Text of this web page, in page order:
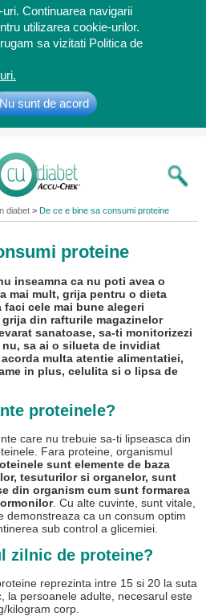
Continuarea navigarii
utilizarea cookie-urilor.
sa vizitati Politica de
Nu sunt de acord
Bine ati
venit
diabet > De ce e bine sa consumi proteine
proteine
inseamna ca nu poti avea o
mai mult, grija pentru o dieta
cele mai bune alegeri
din rafturile magazinelor
sanatoase, sa-ti monitorizezi
sa ai o silueta de invidiat
multa atentie alimentatiei,
in plus, celulita si o lipsa de
proteinele?
care nu trebuie sa-ti lipseasca din
Fara proteine, organismul
sunt elemente de baza
tesuturilor si organelor, sunt
din organism cum sunt formarea
. Cu alte cuvinte, sunt vitale,
demonstreaza ca un consum optim
sub control a glicemiei.
zilnic de proteine?
reprezinta intre 15 si 20 la suta
la persoanele adulte, necesarul este
kilogram corp.